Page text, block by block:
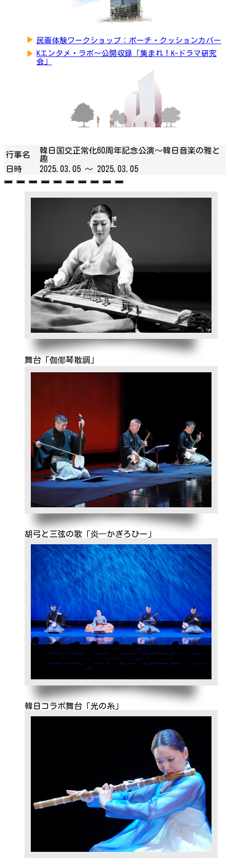
▶ 民画体験ワークショップ：ポーチ・クッションカバー
▶ Kエンタメ・ラボ～公開収録「集まれ！K-ドラマ研究
会」
行事名
韓日国交正常化60周年記念公演〜韓日音楽の雅と
趣
日時
2025.03.05 ～ 2025.03.05
舞台「伽倻琴散調」
胡弓と三弦の歌「炎―かぎろひー」
韓日コラボ舞台「光の糸」